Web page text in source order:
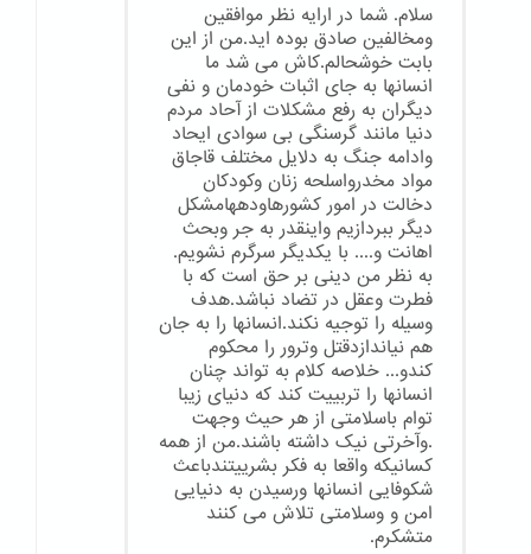
سلام. شما در ارایه نظر موافقین
ومخالفین صادق بوده اید.من از این
بابت خوشحالم.کاش می شد ما
انسانها به جای اثبات خودمان و نفی
دیگران به رفع مشکلات از آحاد مردم
دنیا مانند گرسنگی بی سوادی ایحاد
وادامه جنگ به دلایل مختلف قاجاق
مواد مخدرواسلحه زنان وکودکان
دخالت در امور کشورهاودههامشکل
دیگر ببردازیم واینقدر به جر وبحث
اهانت و.... با یکدیگر سرگرم نشویم.
به نظر من دینی بر حق است که با
فطرت وعقل در تضاد نباشد.هدف
وسیله را توجیه نکند.انسانها را به جان
هم نیاندازدقتل وترور را محکوم
کندو... خلاصه کلام به تواند چنان
انسانها را تربییت کند که دنیای زیبا
توام باسلامتی از هر حیث وجهت
.وآخرتی نیک داشته باشند.من از همه
کسانیکه واقعا به فکر بشرییتندباعث
شکوفایی انسانها ورسیدن به دنیایی
امن و وسلامتی تلاش می کنند
متشکرم.